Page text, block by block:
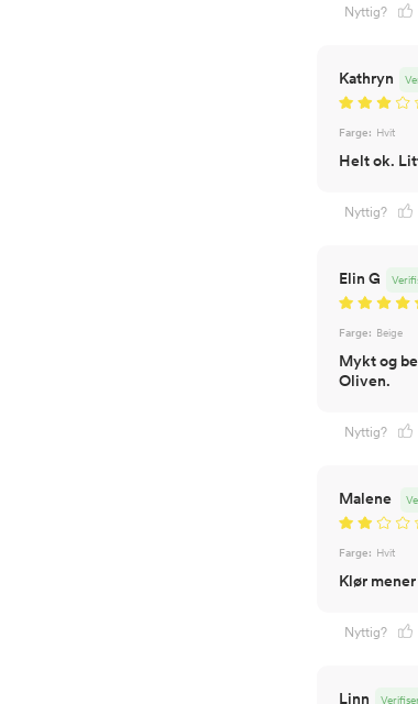
Nyttig?
Kathryn
Farge: Hvit
Helt ok.
Nyttig?
Elin G
Farge: Beige
Mykt og
Oliven.
Nyttig?
Malene
Farge: Hvit
Klør
Nyttig?
Linn